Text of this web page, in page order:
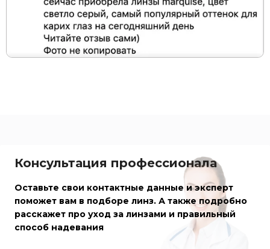
Консультация профессионала
Оставьте свои контактные данные и эксперт
поможет вам в подборе линз. А также подробно
расскажет про уход за линзами и правильный
способ надевания